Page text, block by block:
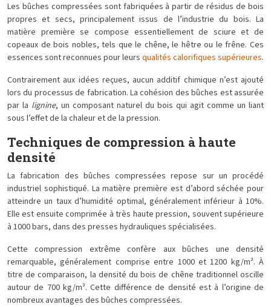
Les bûches compressées sont fabriquées à partir de résidus de bois
propres et secs, principalement issus de l’industrie du bois. La
matière première se compose essentiellement de sciure et de
copeaux de bois nobles, tels que le chêne, le hêtre ou le frêne. Ces
essences sont reconnues pour leurs qualités calorifiques supérieures.
Contrairement aux idées reçues, aucun additif chimique n’est ajouté
lors du processus de fabrication. La cohésion des bûches est assurée
par la lignine, un composant naturel du bois qui agit comme un liant
sous l’effet de la chaleur et de la pression.
Techniques de compression à haute
densité
La fabrication des bûches compressées repose sur un procédé
industriel sophistiqué. La matière première est d’abord séchée pour
atteindre un taux d’humidité optimal, généralement inférieur à 10%.
Elle est ensuite comprimée à très haute pression, souvent supérieure
à 1000 bars, dans des presses hydrauliques spécialisées.
Cette compression extrême confère aux bûches une densité
remarquable, généralement comprise entre 1000 et 1200 kg/m³. À
titre de comparaison, la densité du bois de chêne traditionnel oscille
autour de 700 kg/m³. Cette différence de densité est à l’origine de
nombreux avantages des bûches compressées.